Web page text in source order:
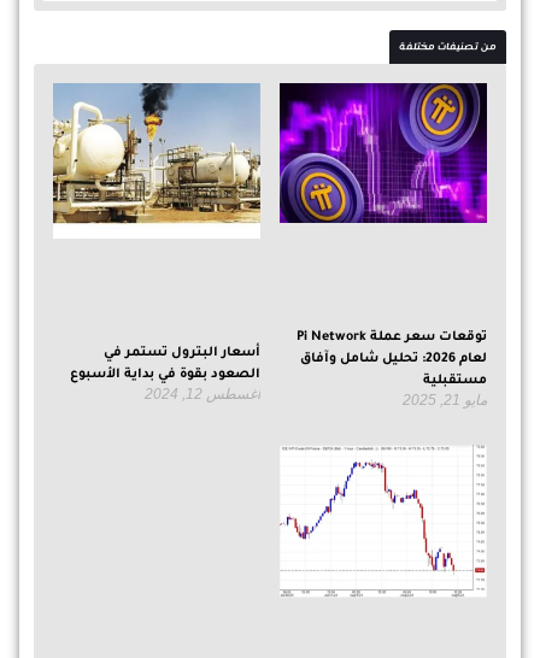
من تصنيفات مختلفة
توقعات سعر عملة Pi Network
لعام 2026: تحليل شامل وآفاق
مستقبلية
مايو 21, 2025
أسعار البترول تستمر في
الصعود بقوة في بداية الأسبوع
أغسطس 12, 2024